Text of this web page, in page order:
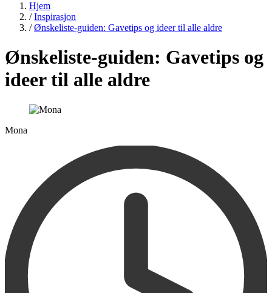
Hjem
/Inspirasjon
/Ønskeliste-guiden: Gavetips og ideer til alle aldre
Ønskeliste-guiden: Gavetips og
ideer til alle aldre
Mona